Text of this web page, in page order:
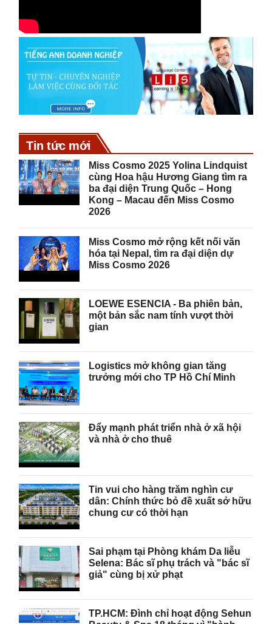
Tin tức mới
Miss Cosmo 2025 Yolina Lindquist
cùng Hoa hậu Hương Giang tìm ra
ba đại diện Trung Quốc – Hong
Kong – Macau đến Miss Cosmo
2026
Miss Cosmo mở rộng kết nối văn
hóa tại Nepal, tìm ra đại diện dự
Miss Cosmo 2026
LOEWE ESENCIA - Ba phiên bản,
một bản sắc nam tính vượt thời
gian
Logistics mở không gian tăng
trưởng mới cho TP Hồ Chí Minh
Đẩy mạnh phát triển nhà ở xã hội
và nhà ở cho thuê
Tin vui cho hàng trăm nghìn cư
dân: Chính thức bỏ đề xuất sở hữu
chung cư có thời hạn
Sai phạm tại Phòng khám Da liễu
Selena: Bác sĩ phụ trách và "bác sĩ
giả" cùng bị xử phạt
TP.HCM: Đình chỉ hoạt động Sehun